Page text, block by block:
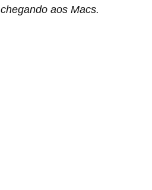
chegando aos Macs.